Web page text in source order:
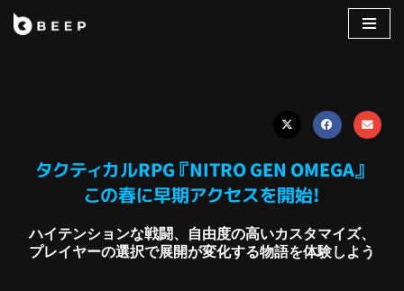
タクティカルRPG『NITRO GEN OMEGA』
この春に早期アクセスを開始!
ハイテンションな戦闘、自由度の高いカスタマイズ、
プレイヤーの選択で展開が変化する物語を体験しよう